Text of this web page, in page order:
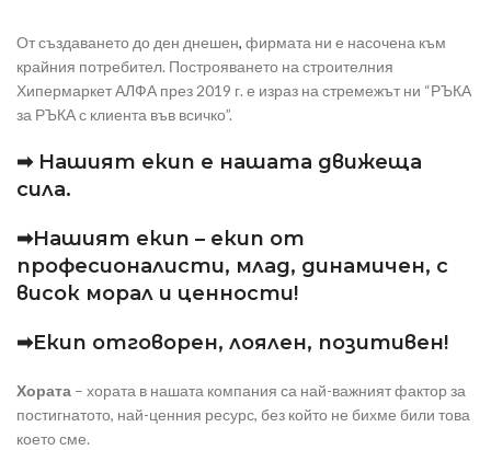
От създаването до ден днешен, фирмата ни е насочена към
крайния потребител. Построяването на строителния
Хипермаркет АЛФА през 2019 г. е израз на стремежът ни “РЪКА
за РЪКА с клиента във всичко”.
➡ Нашият екип е нашата движеща
сила.
➡Нашият екип – екип от
професионалисти, млад, динамичен, с
висок морал и ценности!
➡Екип отговорен, лоялен, позитивен!
Хората – хората в нашата компания са най-важният фактор за
постигнатото, най-ценния ресурс, без който не бихме били това
което сме.